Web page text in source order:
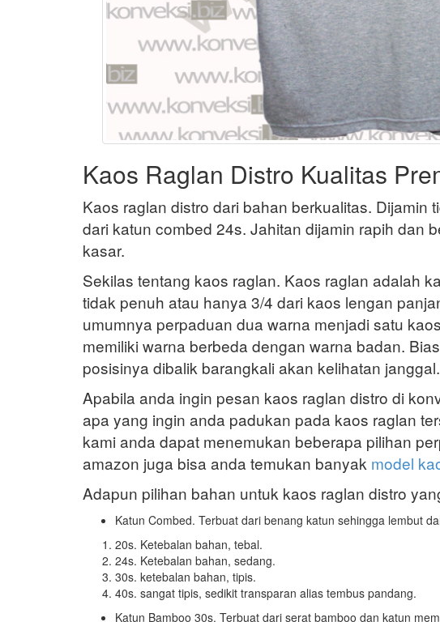
Kaos Raglan Distro Kualitas
Kaos raglan distro dari bahan berkualitas. Dijamin
dari katun combed 24s. Jahitan dijamin rapih dan
kasar.
Sekilas tentang kaos raglan. Kaos raglan adalah
tidak penuh atau hanya 3/4 dari kaos lengan
umumnya perpaduan dua warna menjadi satu
memiliki warna berbeda dengan warna badan.
posisinya dibalik barangkali akan kelihatan janggal.
Apabila anda ingin pesan kaos raglan distro di
apa yang ingin anda padukan pada kaos raglan
kami anda dapat menemukan beberapa pilihan
amazon juga bisa anda temukan banyak model
Adapun pilihan bahan untuk kaos raglan distro
Katun Combed. Terbuat dari benang katun sehingga lembut
20s. Ketebalan bahan, tebal.
24s. Ketebalan bahan, sedang.
30s. ketebalan bahan, tipis.
40s. sangat tipis, sedikit transparan alias tembus pandang.
Katun Bamboo 30s. Terbuat dari serat bamboo dan katun